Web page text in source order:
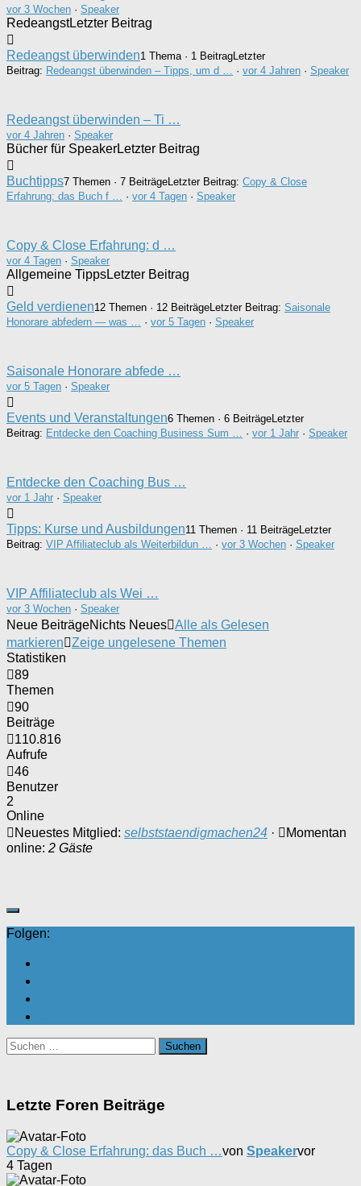
vor 3 Wochen · Speaker
RedeangstLetzter Beitrag
Redeangst überwinden1 Thema · 1 BeitragLetzter
Beitrag: Redeangst überwinden – Tipps, um d … · vor 4 Jahren · Speaker
Redeangst überwinden – Ti …
vor 4 Jahren · Speaker
Bücher für SpeakerLetzter Beitrag
Buchtipps7 Themen · 7 BeiträgeLetzter Beitrag: Copy & Close
Erfahrung: das Buch f …
· vor 4 Tagen · Speaker
Copy & Close Erfahrung: d …
vor 4 Tagen · Speaker
Allgemeine TippsLetzter Beitrag
Geld verdienen12 Themen · 12 BeiträgeLetzter Beitrag: Saisonale
Honorare abfedern — was …
· vor 5 Tagen · Speaker
Saisonale Honorare abfede …
vor 5 Tagen · Speaker
Events und Veranstaltungen6 Themen · 6 BeiträgeLetzter
Beitrag: Entdecke den Coaching Business Sum … · vor 1 Jahr · Speaker
Entdecke den Coaching Bus …
vor 1 Jahr · Speaker
Tipps: Kurse und Ausbildungen11 Themen · 11 BeiträgeLetzter
Beitrag: VIP Affiliateclub als Weiterbildun … · vor 3 Wochen · Speaker
VIP Affiliateclub als Wei …
vor 3 Wochen · Speaker
Neue BeiträgeNichts Neues Alle als Gelesen
markieren
Zeige ungelesene Themen
Statistiken
89
Themen
90
Beiträge
110.816
Aufrufe
46
Benutzer
2
Online
Neuestes Mitglied: selbststaendigmachen24 ·
Momentan
online: 2 Gäste
Folgen:
Suchen
nach:
Letzte Foren Beiträge
Copy & Close Erfahrung: das Buch …von Speakervor
4 Tagen